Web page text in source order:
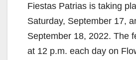
Fiestas Patrias is taking
Saturday, September 17,
September 18, 2022. The
at 12 p.m. each day on